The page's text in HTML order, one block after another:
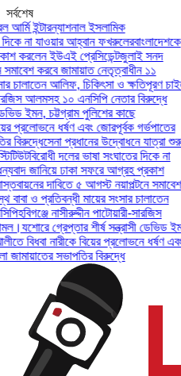
সর্বশেষ
ইন্টারন্যাশনাল ইসলামিক
না যাওয়ার আহ্বান ফখরুলেরবাংলাদেশকে
করলেন ইউএই প্রেসিডেন্টজুলাই সনদ
করবে জামায়াত নেতৃত্বাধীন ১১
আলিফ, চিকিৎসা ও ক্ষতিপূরণ চাইল
আলমসহ ১০ এনসিপি নেতার বিরুদ্ধে
ইমন, চট্টগ্রাম পুলিশের কাছে
প্রলোভনে ধর্ষণ এবং জোরপূর্বক গর্ভপাতের
সেনা প্রধানের উদ্বোধনে যাত্রা শুরু
বিরোধী দলের ভাষা সংঘাতের দিকে না
জানিয়ে ঢাকা সফরে আগ্রহ প্রকাশ
দাবিতে ৫ আগস্ট নয়াপল্টনে সমাবেশ
ও প্রতিবন্ধী মায়ের সংসার চালাতেন
হবিগঞ্জে নাসীরুদ্দীন পাটোয়ারী-সারজিস
যশোরে গ্রেপ্তার শীর্ষ সন্ত্রাসী ডেভিড ইমন,
বিধবা নারীকে বিয়ের প্রলোভনে ধর্ষণ এবং
সভাপতির বিরুদ্ধে